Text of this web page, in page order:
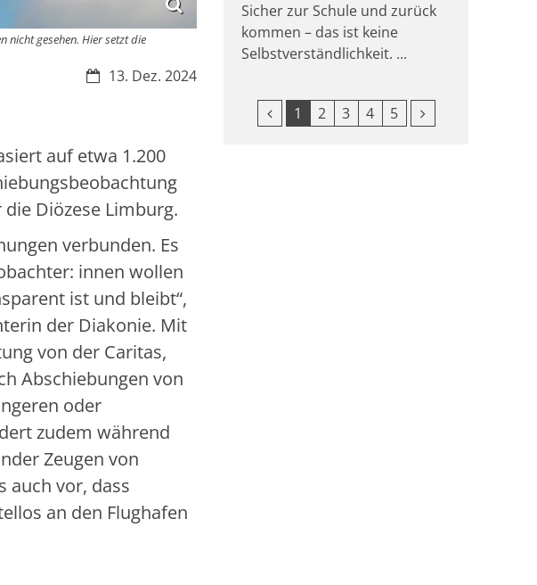
nicht gesehen. Hier setzt die
Datum:13. Dez. 2024
auf etwa 1.200
Diözese Limburg.
verbunden. Es
innen wollen
ist und bleibt“,
der Diakonie. Mit
von der Caritas,
Abschiebungen von
oder
zudem während
Zeugen von
auch vor, dass
an den Flughafen
Sicher zur Schule und zurück
kommen – das ist keine
Selbstverständlichkeit. ...
Vorherige Seite
1 2 3 4 5 Nächste Seite